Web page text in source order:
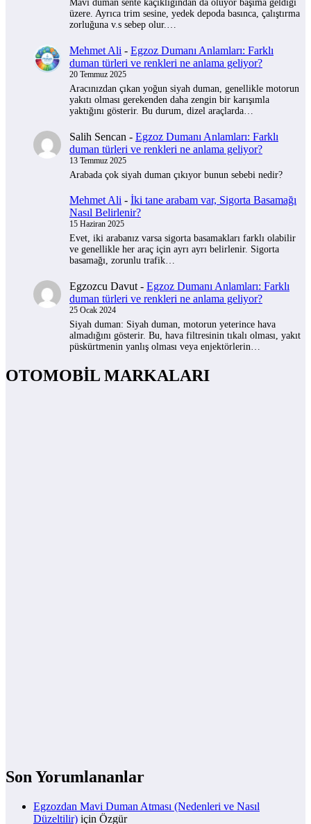
Mavi duman sente kaçıklığından da oluyor başıma geldiği
üzere. Ayrıca trim sesine, yedek depoda basınca, çalıştırma
zorluğuna v.s sebep olur.…
Mehmet Ali - Egzoz Dumanı Anlamları: Farklı
duman türleri ve renkleri ne anlama geliyor?
20 Temmuz 2025
Aracınızdan çıkan yoğun siyah duman, genellikle motorun
yakıtı olması gerekenden daha zengin bir karışımla
yaktığını gösterir. Bu durum, dizel araçlarda…
Salih Sencan - Egzoz Dumanı Anlamları: Farklı
duman türleri ve renkleri ne anlama geliyor?
13 Temmuz 2025
Arabada çok siyah duman çıkıyor bunun sebebi nedir?
Mehmet Ali - İki tane arabam var, Sigorta Basamağı
Nasıl Belirlenir?
15 Haziran 2025
Evet, iki arabanız varsa sigorta basamakları farklı olabilir
ve genellikle her araç için ayrı ayrı belirlenir. Sigorta
basamağı, zorunlu trafik…
Egzozcu Davut - Egzoz Dumanı Anlamları: Farklı
duman türleri ve renkleri ne anlama geliyor?
25 Ocak 2024
Siyah duman: Siyah duman, motorun yeterince hava
almadığını gösterir. Bu, hava filtresinin tıkalı olması, yakıt
püskürtmenin yanlış olması veya enjektörlerin…
OTOMOBİL MARKALARI
Son Yorumlananlar
Egzozdan Mavi Duman Atması (Nedenleri ve Nasıl
Düzeltilir) için Özgür